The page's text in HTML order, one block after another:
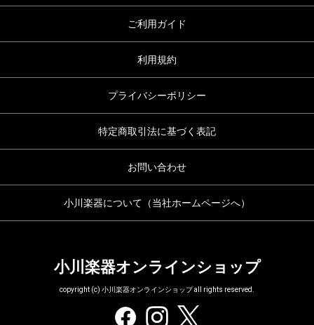
ご利用ガイド
利用規約
プライバシーポリシー
特定商取引法に基づく表記
お問い合わせ
小川楽器について（当社ホームページへ）
小川楽器オンラインショップ
copyright (c) 小川楽器オンラインショップ all rights reserved.